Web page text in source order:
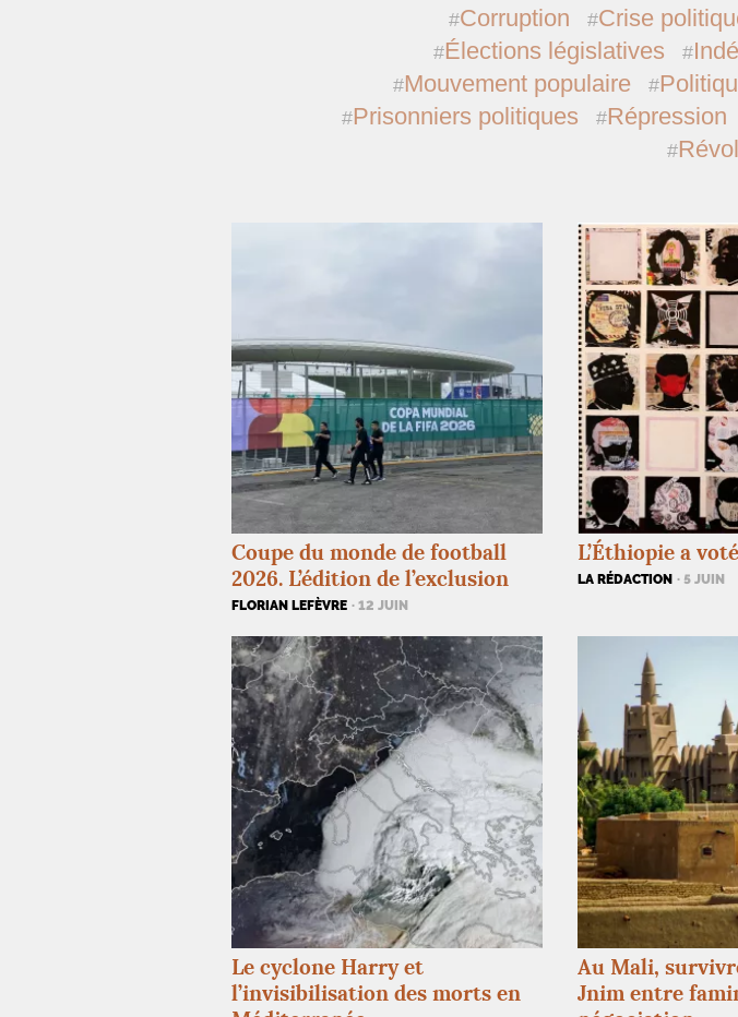
Corruption
Crise
Élections législatives
Mouvement populaire
Prisonniers politiques
Répression
Coupe du monde de football
2026. L’édition de l’exclusion
FLORIAN LEFÈVRE · 12 JUIN
L’Éthiopie a
LA RÉDACTION · 5 JUIN
Le cyclone Harry et
l’invisibilisation des morts en
Au Mali,
Jnim entre